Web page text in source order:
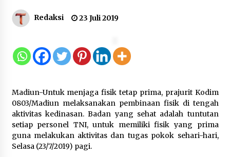
Kemenkum Malut Dorong
Perlindungan Hak Cipta Musik di Era
6 Agustus 2026
Dikunjungi PWI, Wawan Fauzi: Peran
Media Bisa Berdampak Besar
hingga Fatal
6 Agustus 2026
Redaksi 23 Juli 2019
Madiun-Untuk menjaga fisik tetap prima, prajurit Kodim
0803/Madiun melaksanakan pembinaan fisik di tengah
aktivitas kedinasan. Badan yang sehat adalah tuntutan
setiap personel TNI, untuk memiliki fisik yang prima
guna melakukan aktivitas dan tugas pokok sehari-hari,
Selasa (23/7/2019) pagi.